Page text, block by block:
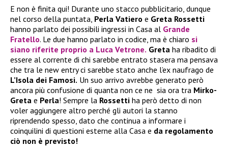
E non è finita qui! Durante uno stacco pubblicitario, dunque
nel corso della puntata, Perla Vatiero e Greta Rossetti
hanno parlato dei possibili ingressi in Casa al Grande
Fratello. Le due hanno parlato in codice, ma è chiaro si
siano riferite proprio a Luca Vetrone. Greta ha ribadito di
essere al corrente di chi sarebbe entrato stasera ma pensava
che tra le new entry ci sarebbe stato anche l’ex naufrago de
L’Isola dei Famosi. Un suo arrivo avrebbe generato però
ancora più confusione di quanta non ce ne sia ora tra Mirko-
Greta e Perla! Sempre la Rossetti ha però detto di non
voler aggiungere altro perché gli autori la stanno
riprendendo spesso, dato che continua a informare i
coinquilini di questioni esterne alla Casa e da regolamento
ciò non è previsto!